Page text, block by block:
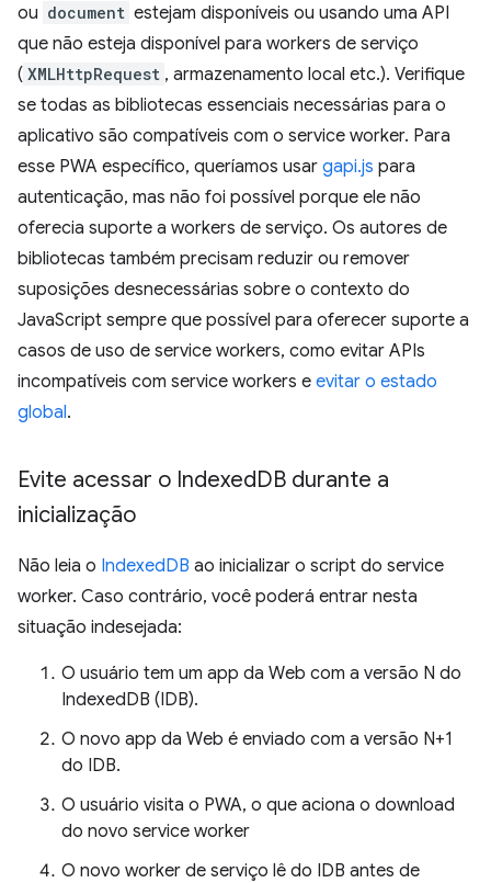
ou document estejam disponíveis ou usando uma API
que não esteja disponível para workers de serviço
( XMLHttpRequest , armazenamento local etc.). Verifique
se todas as bibliotecas essenciais necessárias para o
aplicativo são compatíveis com o service worker. Para
esse PWA específico, queríamos usar gapi.js para
autenticação, mas não foi possível porque ele não
oferecia suporte a workers de serviço. Os autores de
bibliotecas também precisam reduzir ou remover
suposições desnecessárias sobre o contexto do
JavaScript sempre que possível para oferecer suporte a
casos de uso de service workers, como evitar APIs
incompatíveis com service workers e evitar o estado
global.
Evite acessar o IndexedDB durante a
inicialização
Não leia o IndexedDB ao inicializar o script do service
worker. Caso contrário, você poderá entrar nesta
situação indesejada:
O usuário tem um app da Web com a versão N do
IndexedDB (IDB).
O novo app da Web é enviado com a versão N+1
do IDB.
O usuário visita o PWA, o que aciona o download
do novo service worker
O novo worker de serviço lê do IDB antes de